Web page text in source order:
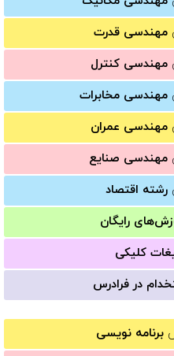
مهندسی قدرت
مهندسی کنترل
مهندسی مخابرات
مهندسی عمران
مهندسی صنایع
رشته اقتصاد
رایگان
کلیکی
در فرادرس
برنامه نویسی